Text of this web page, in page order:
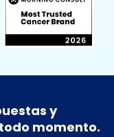
y
momento.